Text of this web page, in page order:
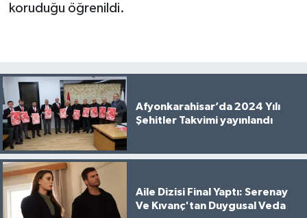
koruduğu öğrenildi.
Afyonkarahisar’da 2024 Yılı
Şehitler Takvimi yayınlandı
Aile Dizisi Final Yaptı: Serenay
Ve Kıvanç'tan Duygusal Veda